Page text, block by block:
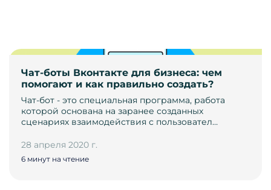
Чат-боты Вконтакте для бизнеса: чем
помогают и как правильно создать?
Чат-бот - это специальная программа, работа
которой основана на заранее созданных
сценариях взаимодействия с пользовател…
28 апреля 2020 г.
6 минут на чтение